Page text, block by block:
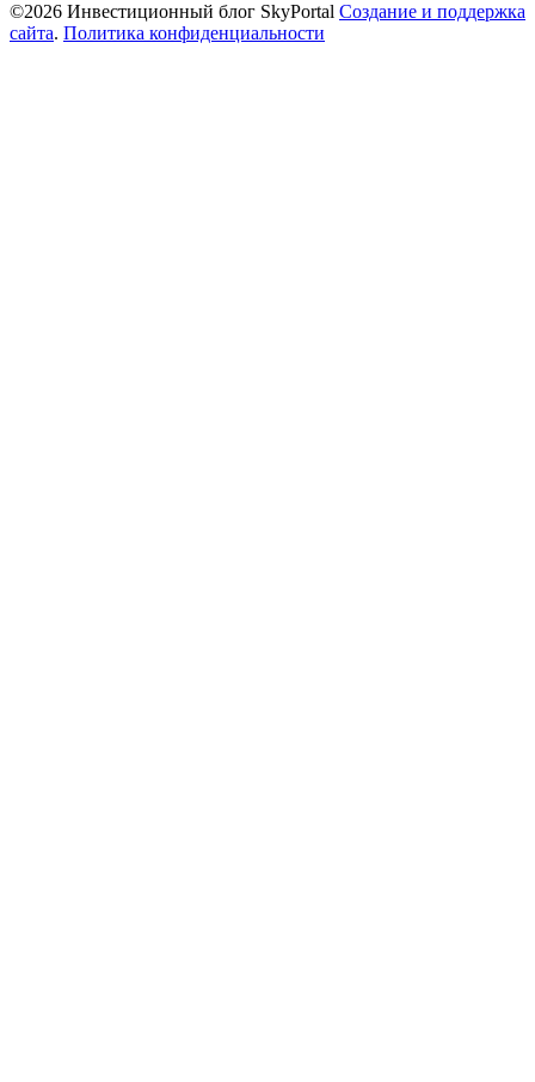
©2026 Инвестиционный блог SkyPortal Создание и поддержка
сайта. Политика конфиденциальности